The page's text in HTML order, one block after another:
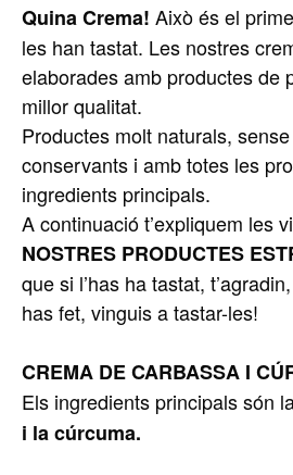
Quina Crema! Això és el
les han tastat. Les nostres
elaborades amb productes de
millor qualitat.
Productes molt naturals,
conservants i amb totes les
ingredients principals.
A continuació t’expliquem les
NOSTRES PRODUCTES
que si l’has ha tastat,
has fet, vinguis a tastar-les!
CREMA DECARBASSA I
Els ingredients principals són
i la cúrcuma.